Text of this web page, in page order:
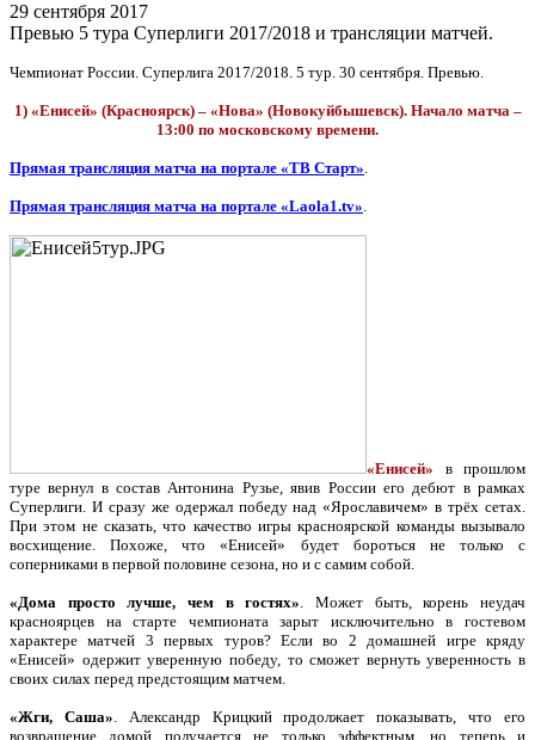
29 сентября 2017
Превью 5 тура Суперлиги 2017/2018 и трансляции матчей.
Чемпионат России. Суперлига 2017/2018. 5 тур. 30 сентября. Превью.
1) «Енисей» (Красноярск) – «Нова» (Новокуйбышевск). Начало матча –
13:00 по московскому времени.
Прямая трансляция матча на портале «ТВ Старт».
Прямая трансляция матча на портале «Laola1.tv».
«Енисей» в прошлом
туре вернул в состав Антонина Рузье, явив России его дебют в рамках
Суперлиги. И сразу же одержал победу над «Ярославичем» в трёх сетах.
При этом не сказать, что качество игры красноярской команды вызывало
восхищение. Похоже, что «Енисей» будет бороться не только с
соперниками в первой половине сезона, но и с самим собой.
«Дома просто лучше, чем в гостях». Может быть, корень неудач
красноярцев на старте чемпионата зарыт исключительно в гостевом
характере матчей 3 первых туров? Если во 2 домашней игре кряду
«Енисей» одержит уверенную победу, то сможет вернуть уверенность в
своих силах перед предстоящим матчем.
«Жги, Саша». Александр Крицкий продолжает показывать, что его
возвращение домой получается не только эффектным, но теперь и